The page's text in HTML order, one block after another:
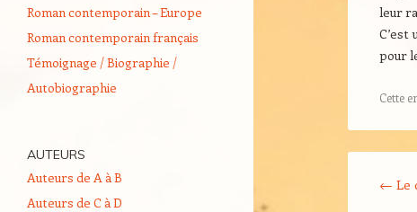
leur
C’est
pour
Cette
← Le
Roman contemporain – Europe
Roman contemporain français
Témoignage / Biographie /
Autobiographie
AUTEURS
Auteurs de A à B
Auteurs de C à D